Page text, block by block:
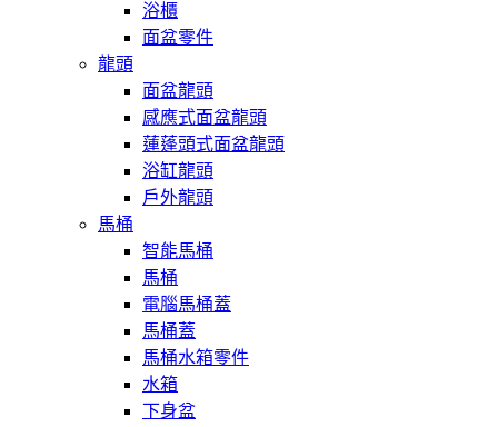
浴櫃
面盆零件
龍頭
面盆龍頭
感應式面盆龍頭
蓮蓬頭式面盆龍頭
浴缸龍頭
戶外龍頭
馬桶
智能馬桶
馬桶
電腦馬桶蓋
馬桶蓋
馬桶水箱零件
水箱
下身盆